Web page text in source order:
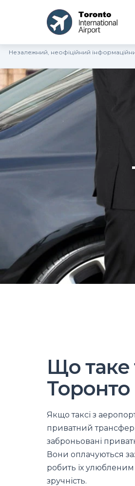
Незалежний, неофіційний
Що таке
Торонто
Якщо таксі з
приватний
заброньовані
Вони оплачуються
робить їх
зручність.